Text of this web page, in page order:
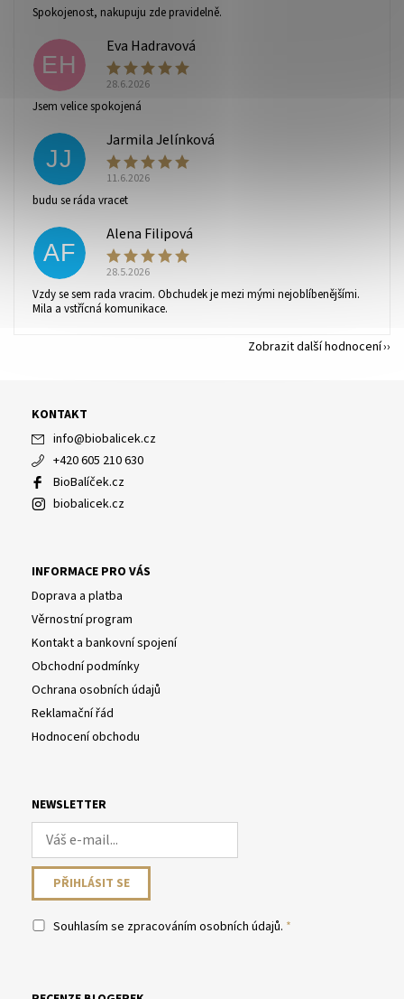
Vaše osobní údaje budou zpracovány dle
ochrany osobních údajů
Spokojenost, nakupuju zde pravidelně.
EH
Eva Hadravová
28.6.2026
Jsem velice spokojená
JJ
Jarmila Jelínková
11.6.2026
budu se ráda vracet
AF
Alena Filipová
28.5.2026
Vzdy se sem rada vracim. Obchudek je mezi mými nejoblíbenějšími.
Mila a vstřícná komunikace.
Zobrazit další hodnocení
KONTAKT
info@biobalicek.cz
+420 605 210 630
BioBalíček.cz
biobalicek.cz
INFORMACE PRO VÁS
Doprava a platba
Věrnostní program
Kontakt a bankovní spojení
Obchodní podmínky
Ochrana osobních údajů
Reklamační řád
Hodnocení obchodu
NEWSLETTER
Souhlasím se zpracováním osobních údajů.